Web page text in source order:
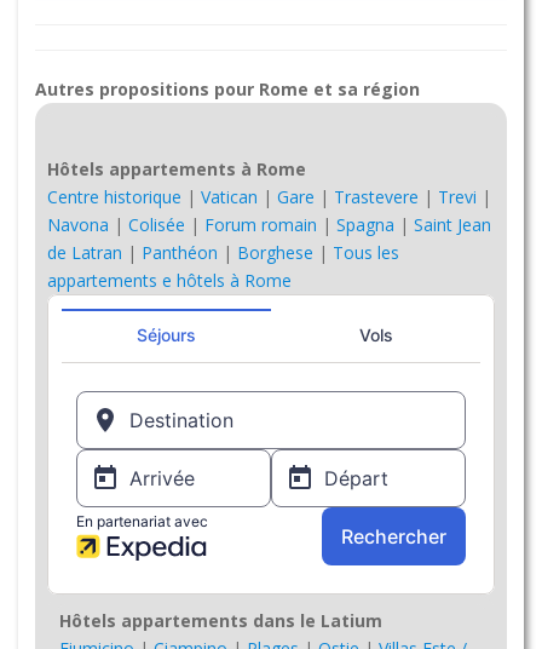
Autres propositions pour Rome et sa région
Hôtels appartements à Rome
Centre historique | Vatican | Gare | Trastevere | Trevi |
Navona | Colisée | Forum romain | Spagna | Saint Jean
de Latran | Panthéon | Borghese | Tous les
appartements e hôtels à Rome
Hôtels appartements dans le Latium